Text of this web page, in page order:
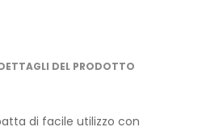
DEL PRODOTTO
di facile utilizzo con